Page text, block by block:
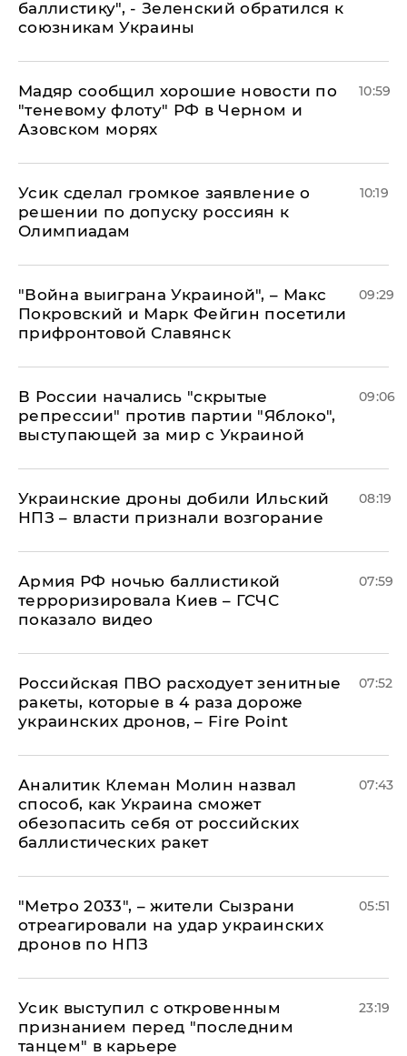
баллистику", - Зеленский обратился к
союзникам Украины
Мадяр сообщил хорошие новости по
"теневому флоту" РФ в Черном и
Азовском морях
10:59
Усик сделал громкое заявление о
решении по допуску россиян к
Олимпиадам
10:19
"Война выиграна Украиной", – Макс
Покровский и Марк Фейгин посетили
прифронтовой Славянск
09:29
В России начались "скрытые
репрессии" против партии "Яблоко",
выступающей за мир с Украиной
09:06
Украинские дроны добили Ильский
НПЗ – власти признали возгорание
08:19
Армия РФ ночью баллистикой
терроризировала Киев – ГСЧС
показало видео
07:59
Российская ПВО расходует зенитные
ракеты, которые в 4 раза дороже
украинских дронов, – Fire Point
07:52
Аналитик Клеман Молин назвал
способ, как Украина сможет
обезопасить себя от российских
баллистических ракет
07:43
"Метро 2033", – жители Сызрани
отреагировали на удар украинских
дронов по НПЗ
05:51
Усик выступил с откровенным
признанием перед "последним
танцем" в карьере
23:19